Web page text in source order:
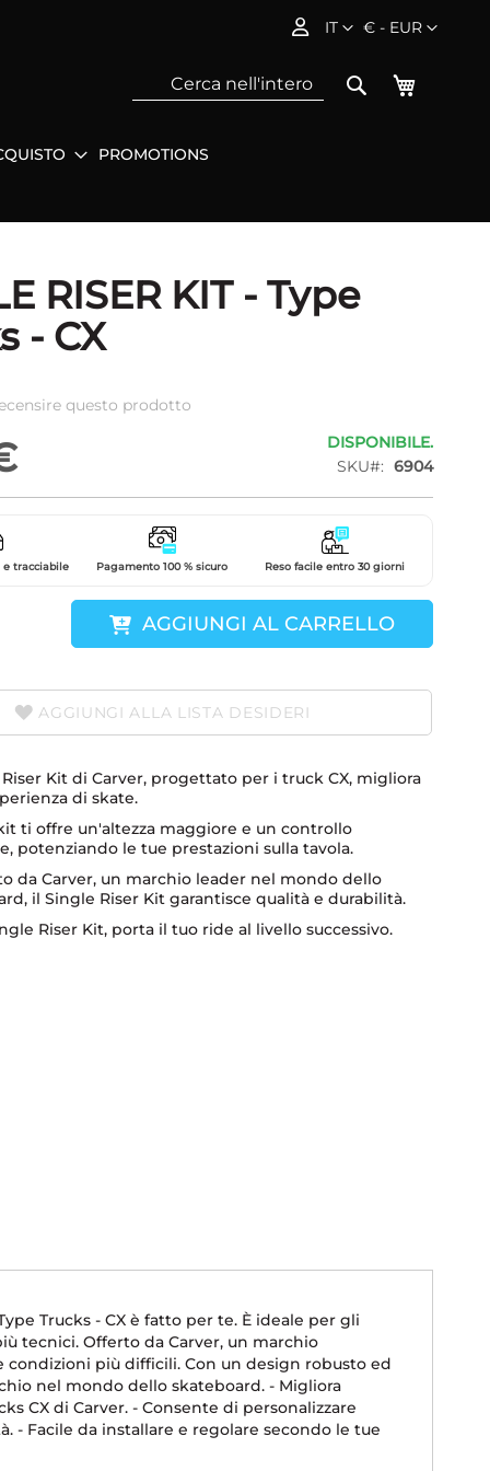
Valuta
€ - EUR
Lingua
IT
Carrello
Search
PROMOTIONS
RISER KIT - Type
- CX
questo prodotto
DISPONIBILE.
SKU
6904
e tracciabile Pagamento 100 % sicuro Reso facile entro 30 giorni
AGGIUNGI AL CARRELLO
AGGIUNGI ALLA LISTA DESIDERI
Kit di Carver, progettato per i truck CX, migliora
di skate.
ti offre un'altezza maggiore e un controllo
potenziando le tue prestazioni sulla tavola.
da Carver, un marchio leader nel mondo dello
il Single Riser Kit garantisce qualità e durabilità.
Riser Kit, porta il tuo ride al livello successivo.
Trucks - CX è fatto per te. È ideale per gli
tecnici. Offerto da Carver, un marchio
più difficili. Con un design robusto ed
nel mondo dello skateboard. - Migliora
CX di Carver. - Consente di personalizzare
- Facile da installare e regolare secondo le tue